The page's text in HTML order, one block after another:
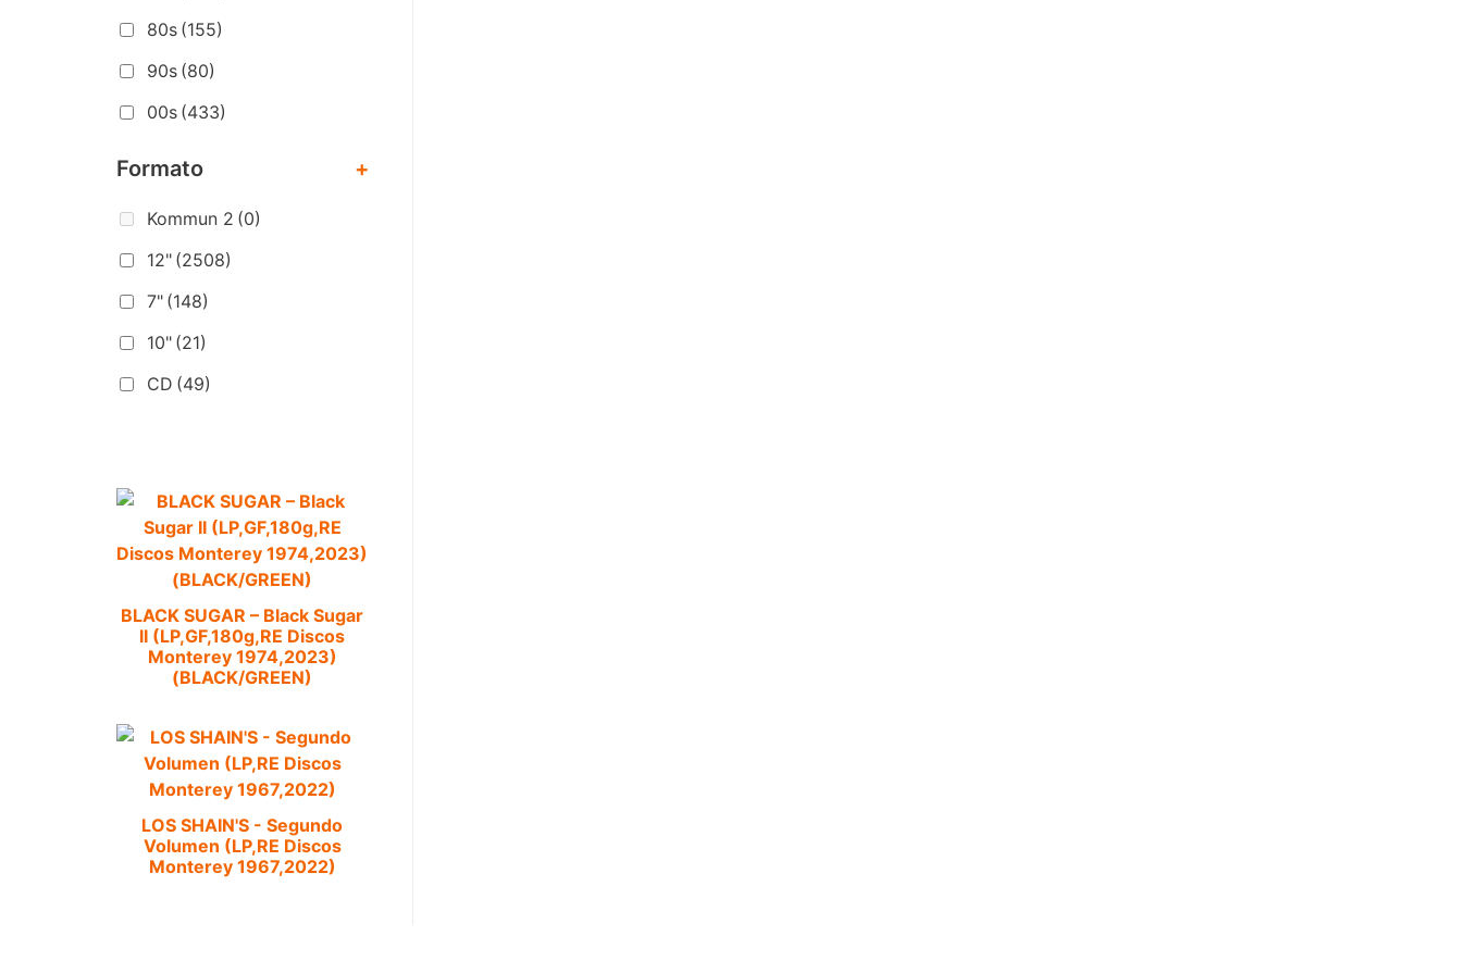
80s (155)
90s (80)
00s (433)
Formato +
Kommun 2 (0)
12" (2508)
7" (148)
10" (21)
CD (49)
BLACK SUGAR – Black Sugar
II (LP,GF,180g,RE Discos
Monterey 1974,2023)
(BLACK/GREEN)
LOS SHAIN'S - Segundo
Volumen (LP,RE Discos
Monterey 1967,2022)